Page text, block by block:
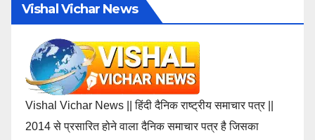
Vishal Vichar News
Vishal Vichar News || हिंदी दैनिक राष्ट्रीय समाचार पत्र ||
2014 से प्रसारित होने वाला दैनिक समाचार पत्र है जिसका